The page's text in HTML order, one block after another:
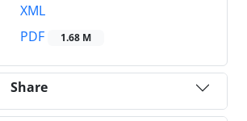
XML
PDF
1.68 M
Share